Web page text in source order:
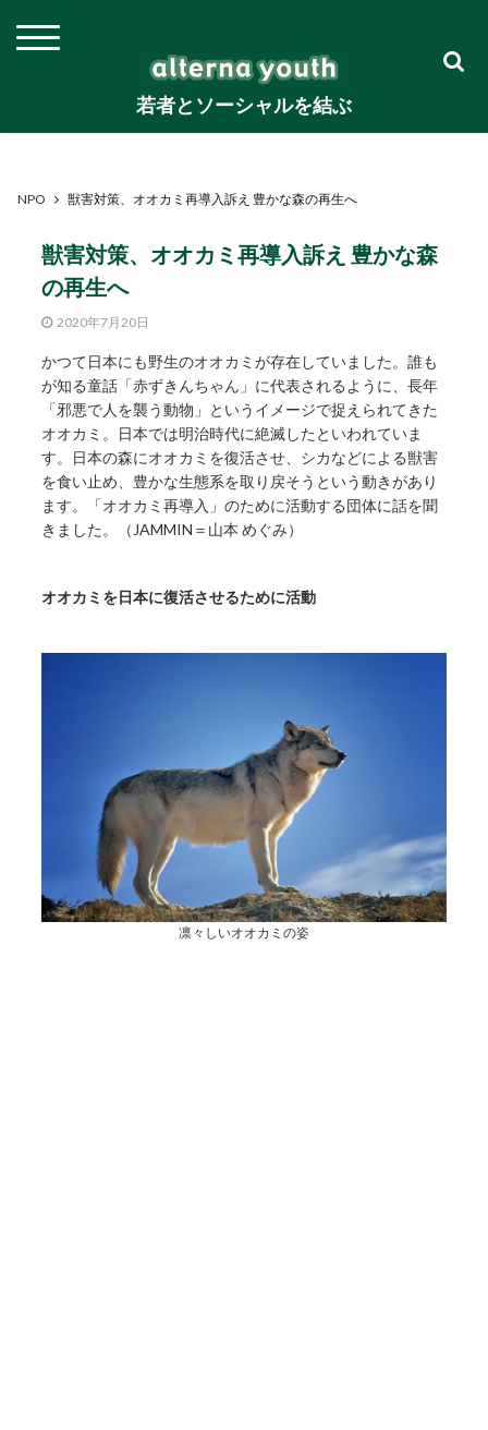
若者とソーシャルを結ぶ
NPO 獣害対策、オオカミ再導入訴え 豊かな森の再生へ
獣害対策、オオカミ再導入訴え 豊かな森
の再生へ
2020年7月20日
かつて日本にも野生のオオカミが存在していました。誰も
が知る童話「赤ずきんちゃん」に代表されるように、長年
「邪悪で人を襲う動物」というイメージで捉えられてきた
オオカミ。日本では明治時代に絶滅したといわれていま
す。日本の森にオオカミを復活させ、シカなどによる獣害
を食い止め、豊かな生態系を取り戻そうという動きがあり
ます。「オオカミ再導入」のために活動する団体に話を聞
きました。（JAMMIN＝山本 めぐみ）
オオカミを日本に復活させるために活動
凛々しいオオカミの姿